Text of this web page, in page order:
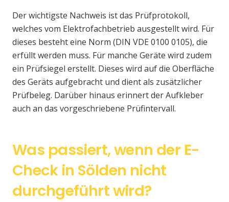
Der wichtigste Nachweis ist das Prüfprotokoll,
welches vom Elektrofachbetrieb ausgestellt wird. Für
dieses besteht eine Norm (DIN VDE 0100 0105), die
erfüllt werden muss. Für manche Geräte wird zudem
ein Prüfsiegel erstellt. Dieses wird auf die Oberfläche
des Geräts aufgebracht und dient als zusätzlicher
Prüfbeleg. Darüber hinaus erinnert der Aufkleber
auch an das vorgeschriebene Prüfintervall.
Was passiert, wenn der E-
Check in Sölden nicht
durchgeführt wird?